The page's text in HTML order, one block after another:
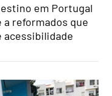
em Portugal
reformados que
acessibilidade